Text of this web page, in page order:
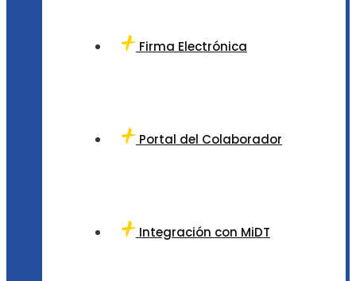
Firma Electrónica
Portal del Colaborador
Integración con MiDT